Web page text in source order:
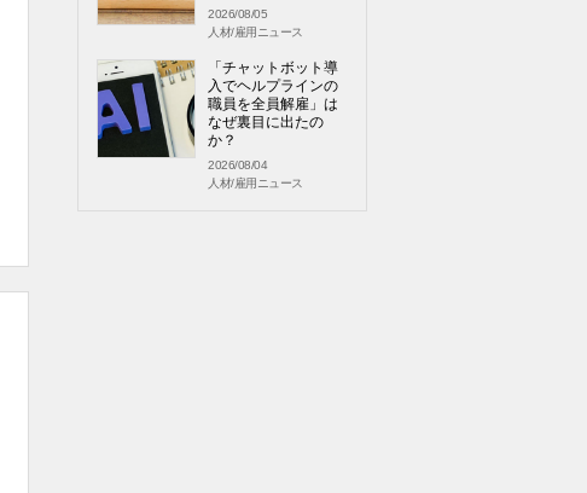
2026/08/05
人材/雇用ニュース
「チャットボット導
入でヘルプラインの
職員を全員解雇」は
なぜ裏目に出たの
か？
2026/08/04
人材/雇用ニュース